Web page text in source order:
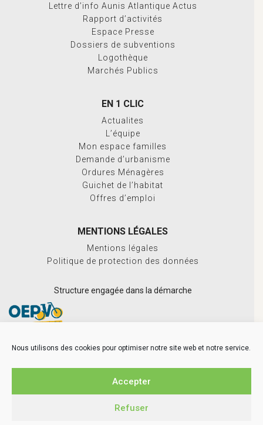
Nous utilisons des cookies pour optimiser notre site web et notre service.
Accepter
Refuser
Lettre d’info Aunis Atlantique Actus
Rapport d’activités
Espace Presse
Dossiers de subventions
Logothèque
Marchés Publics
EN 1 CLIC
Actualites
L’équipe
Mon espace familles
Demande d’urbanisme
Ordures Ménagères
Guichet de l’habitat
Offres d’emploi
MENTIONS LÉGALES
Mentions légales
Politique de protection des données
Structure engagée dans la démarche